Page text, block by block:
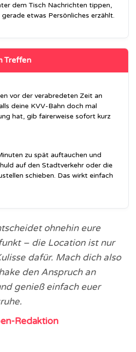
dem Tisch Nachrichten tippen,
etwas Persönliches erzählt.
Treffen
vor der verabredeten Zeit an
deine KVV-Bahn doch mal
hat, gib fairerweise sofort kurz
zu spät auftauchen und
auf den Stadtverkehr oder die
schieben. Das wirkt einfach
ohnehin eure
– die Location ist nur
dafür. Mach dich also
den Anspruch an
genieß einfach euer
Redaktion